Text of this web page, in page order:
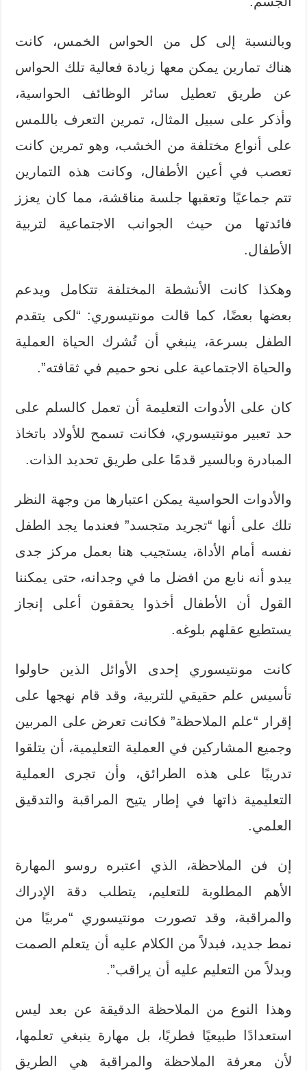
وبالنسبة إلى كل من الحواس الخمس، كانت
هناك تمارين يمكن معها زيادة فعالية تلك الحواس
عن طريق تعطيل سائر الوظائف الحواسية،
وأذكر على سبيل المثال، تمرين التعرف باللمس
على أنواع مختلفة من الخشب، وهو تمرين كانت
تعصب في أعين الأطفال، وكانت هذه التمارين
تتم جماعيًا وتعقبها جلسة مناقشة، مما كان يعزز
فائدتها من حيث الجوانب الاجتماعية لتربية
الأطفال.
وهكذا كانت الأنشطة المختلفة تتكامل ويدعم
بعضها بعضًا، كما قالت مونتيسوري: “لكى يتقدم
الطفل بسرعة، ينبغي أن تُشرك الحياة العملية
والحياة الاجتماعية على نحو حميم في ثقافته”.
كان على الأدوات التعليمة أن تعمل كالسلم على
حد تعبير مونتيسوري، فكانت تسمح للأولاد باتخاذ
المبادرة وبالسير قدمًا على طريق تحديد الذات.
والأدوات الحواسية يمكن اعتبارها من وجهة النظر
تلك على أنها “تجريد متجسد” فعندما يجد الطفل
نفسه أمام الأداة، يستجيب هنا بعمل مركز جدى
يبدو أنه نابع من افضل ما في وجدانه، حتى يمكننا
القول أن الأطفال أخذوا يحققون أعلى إنجاز
يستطيع عقلهم بلوغه.
كانت مونتيسوري إحدى الأوائل الذين حاولوا
تأسيس علم حقيقي للتربية، وقد قام نهجها على
إقرار “علم الملاحظة” فكانت تعرض على المربين
وجميع المشاركين في العملية التعليمية، أن يتلقوا
تدريبًا على هذه الطرائق، وأن تجرى العملية
التعليمية ذاتها في إطار يتيح المراقبة والتدقيق
العلمي.
إن فن الملاحظة، الذي اعتبره روسو المهارة
الأهم المطلوبة للتعليم، يتطلب دقة الإدراك
والمراقبة، وقد تصورت مونتيسوري “مربيًا من
نمط جديد، فبدلاً من الكلام عليه أن يتعلم الصمت
وبدلاً من التعليم عليه أن يراقب”.
وهذا النوع من الملاحظة الدقيقة عن بعد ليس
استعدادًا طبيعيًا فطريًا، بل مهارة ينبغي تعلمها،
لأن معرفة الملاحظة والمراقبة هي الطريق